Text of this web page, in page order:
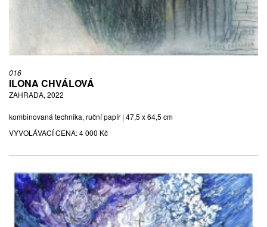
016
ILONA CHVÁLOVÁ
ZAHRADA, 2022
kombinovaná technika, ruční papír | 47,5 x 64,5 cm
VYVOLÁVACÍ CENA:4 000 Kč